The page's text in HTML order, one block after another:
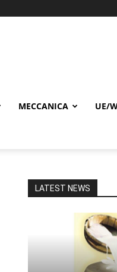
MECCANICA UE/
LATEST NEWS